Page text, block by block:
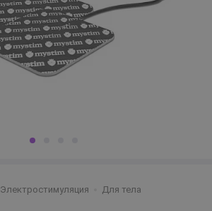
Электростимуляция Для тела